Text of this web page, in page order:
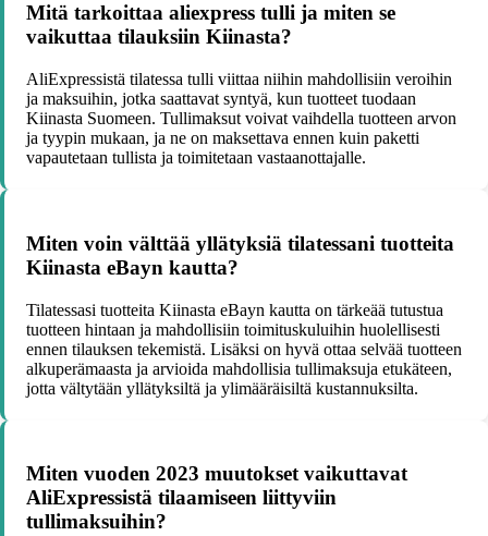
Mitä tarkoittaa aliexpress tulli ja miten se
vaikuttaa tilauksiin Kiinasta?
AliExpressistä tilatessa tulli viittaa niihin mahdollisiin veroihin
ja maksuihin, jotka saattavat syntyä, kun tuotteet tuodaan
Kiinasta Suomeen. Tullimaksut voivat vaihdella tuotteen arvon
ja tyypin mukaan, ja ne on maksettava ennen kuin paketti
vapautetaan tullista ja toimitetaan vastaanottajalle.
Miten voin välttää yllätyksiä tilatessani tuotteita
Kiinasta eBayn kautta?
Tilatessasi tuotteita Kiinasta eBayn kautta on tärkeää tutustua
tuotteen hintaan ja mahdollisiin toimituskuluihin huolellisesti
ennen tilauksen tekemistä. Lisäksi on hyvä ottaa selvää tuotteen
alkuperämaasta ja arvioida mahdollisia tullimaksuja etukäteen,
jotta vältytään yllätyksiltä ja ylimääräisiltä kustannuksilta.
Miten vuoden 2023 muutokset vaikuttavat
AliExpressistä tilaamiseen liittyviin
tullimaksuihin?